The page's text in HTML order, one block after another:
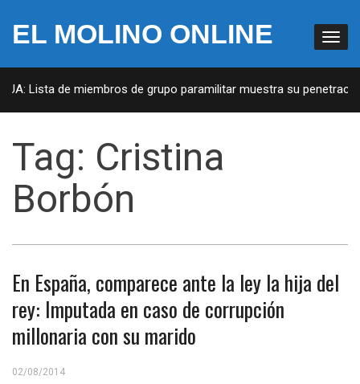
EL MOLINO ONLINE
Lista de miembros de grupo paramilitar muestra su
Tag: Cristina
Borbón
En España, comparece ante la ley la hija del
rey: Imputada en caso de corrupción
millonaria con su marido
02/08/2014